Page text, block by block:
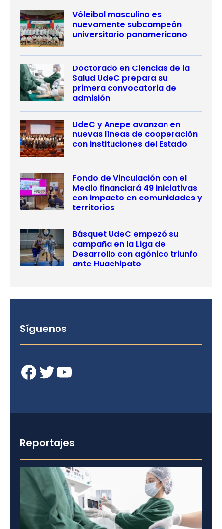
Vóleibol masculino es
nuevamente subcampeón
universitario panamericano
Doctorado en Ciencias de la
Salud UdeC prepara su
primera convocatoria de
admisión
UdeC y Anepe avanzan en
nuevas líneas de cooperación
con instituciones del Estado
Fondo de Vinculación con el
Medio financiará 49 iniciativas
con impacto en comunidades y
territorios
Básquet UdeC empezó su
campaña en la Liga de
Desarrollo con agónico triunfo
ante Huachipato
Síguenos
Facebook Twitter YouTube
Reportajes